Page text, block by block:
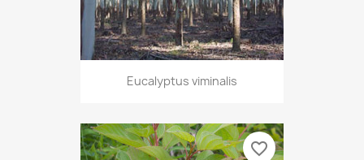
Eucalyptus viminalis
favorite_border